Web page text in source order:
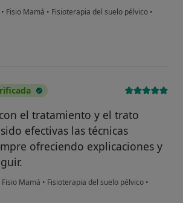
• Fisio Mamá • Fisioterapia del suelo pélvico •
el tratamiento y el trato
efectivas las técnicas
ofreciendo explicaciones y
Fisio Mamá • Fisioterapia del suelo pélvico •